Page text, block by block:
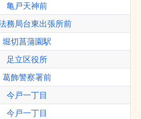
亀戸天神前
務局台東出張所前
堀切菖蒲園駅
足立区役所
葛飾警察署前
今戸一丁目
今戸一丁目